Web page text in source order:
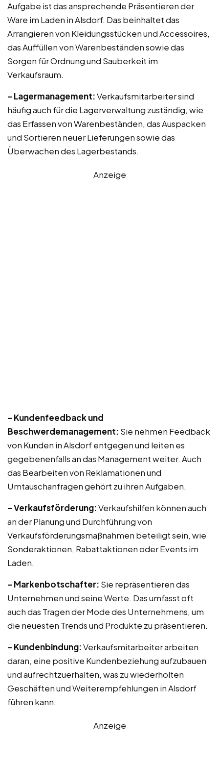
Aufgabe ist das ansprechende Präsentieren der
Ware im Laden in Alsdorf. Das beinhaltet das
Arrangieren von Kleidungsstücken und Accessoires,
das Auffüllen von Warenbeständen sowie das
Sorgen für Ordnung und Sauberkeit im
Verkaufsraum.
– Lagermanagement:Verkaufsmitarbeiter sind
häufig auch für die Lagerverwaltung zuständig, wie
das Erfassen von Warenbeständen, das Auspacken
und Sortieren neuer Lieferungen sowie das
Überwachen des Lagerbestands.
Anzeige
– Kundenfeedback und
Beschwerdemanagement: Sie nehmen Feedback
von Kunden in Alsdorf entgegen und leiten es
gegebenenfalls an das Management weiter. Auch
das Bearbeiten von Reklamationen und
Umtauschanfragen gehört zu ihren Aufgaben.
– Verkaufsförderung:Verkaufshilfen können auch
an der Planung und Durchführung von
Verkaufsförderungsmaßnahmen beteiligt sein, wie
Sonderaktionen, Rabattaktionen oder Events im
Laden.
– Markenbotschafter: Sie repräsentieren das
Unternehmen und seine Werte. Das umfasst oft
auch das Tragen der Mode des Unternehmens, um
die neuesten Trends und Produkte zu präsentieren.
– Kundenbindung:Verkaufsmitarbeiter arbeiten
daran, eine positive Kundenbeziehung aufzubauen
und aufrechtzuerhalten, was zu wiederholten
Geschäften und Weiterempfehlungen in Alsdorf
führen kann.
Anzeige